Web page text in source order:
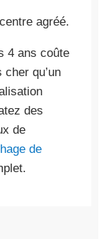
agréé.
4 ans coûte
qu’un
des
de
de